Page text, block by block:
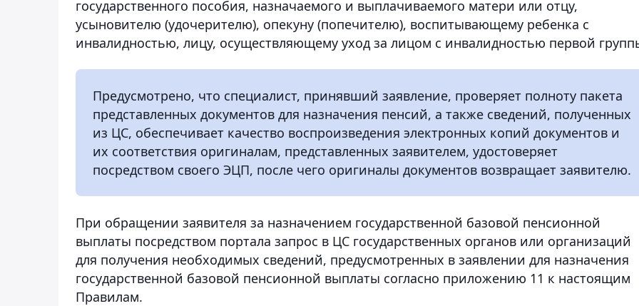
государственного пособия, назначаемого и выплачиваемого матери или отцу,
усыновителю (удочерителю), опекуну (попечителю), воспитывающему ребенка с
инвалидностью, лицу, осуществляющему уход за лицом с инвалидностью первой
Предусмотрено, что специалист, принявший заявление, проверяет полноту пакета
представленных документов для назначения пенсий, а также сведений, полученных
из ЦС, обеспечивает качество воспроизведения электронных копий документов и
их соответствия оригиналам, представленных заявителем, удостоверяет
посредством своего ЭЦП, после чего оригиналы документов возвращает заявителю.
При обращении заявителя за назначением государственной базовой пенсионной
выплаты посредством портала запрос в ЦС государственных органов или организаций
для получения необходимых сведений, предусмотренных в заявлении для назначения
государственной базовой пенсионной выплаты согласно приложению 11 к настоящим
Правилам.